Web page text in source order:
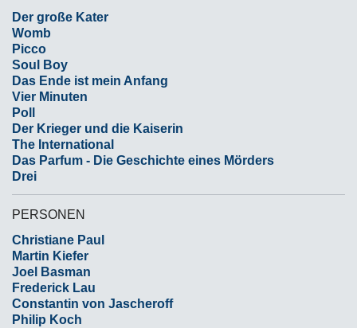
Der große Kater
Womb
Picco
Soul Boy
Das Ende ist mein Anfang
Vier Minuten
Poll
Der Krieger und die Kaiserin
The International
Das Parfum - Die Geschichte eines Mörders
Drei
PERSONEN
Christiane Paul
Martin Kiefer
Joel Basman
Frederick Lau
Constantin von Jascheroff
Philip Koch